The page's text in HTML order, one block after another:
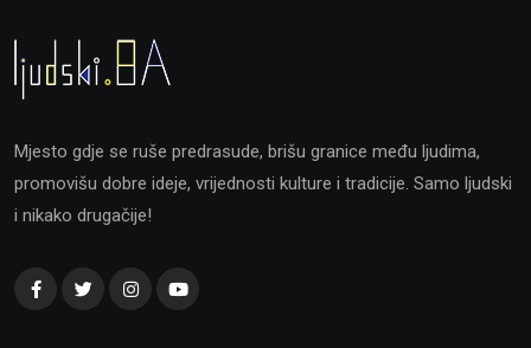
Mjesto gdje se ruše predrasude, brišu granice među ljudima,
promovišu dobre ideje, vrijednosti kulture i tradicije. Samo ljudski
i nikako drugačije!